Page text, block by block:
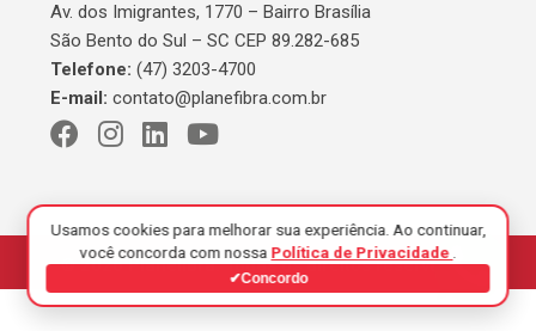
Av. dos Imigrantes, 1770 – Bairro Brasília
São Bento do Sul – SC CEP 89.282-685
Telefone: (47) 3203-4700
E-mail: contato@planefibra.com.br
© 2026 Planefibra. Todos os direitos reservados.
Usamos cookies para melhorar sua experiência. Ao continuar,
você concorda com nossa Política de Privacidade
✔Concordo